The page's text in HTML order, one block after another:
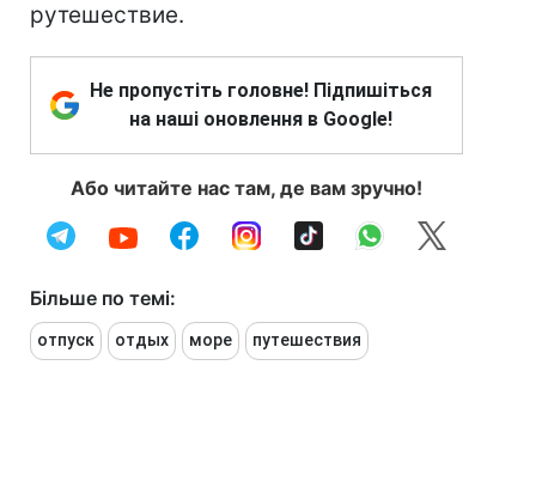
рутешествие.
Не пропустіть головне! Підпишіться
на наші оновлення в Google!
Або читайте нас там, де вам зручно!
Більше по темі:
отпуск отдых море путешествия